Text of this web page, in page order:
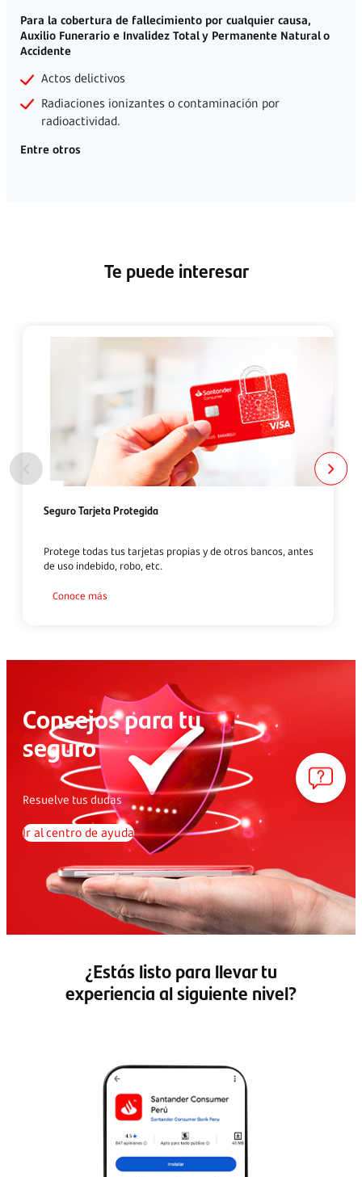
Invalidez Total y Permanente por Accidente
Indemnización por fallecimiento accidental, tu
quedara respaldada económicamente con S/
Renta Hospitalaria por Accidente
Para la cobertura de fallecimiento por cualquier
Auxilio Funerario e Invalidez Total y Permanente
Actos delictivos
Radiaciones ionizantes o contaminación por
radioactividad.
Seguro Tarjeta Protegida
Protege todas tus tarjetas propias y de otros bancos,
de uso indebido, robo, etc.
Consejos para tu